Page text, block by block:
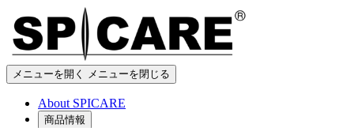
メニューを開く メニューを閉じる
About SPICARE
商品情報